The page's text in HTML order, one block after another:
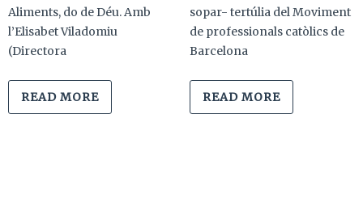
Aliments, do de Déu. Amb
l’Elisabet Viladomiu
(Directora
READ MORE
sopar- tertúlia del Moviment
de professionals catòlics de
Barcelona
READ MORE